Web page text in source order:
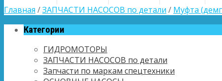
Главная /ЗАПЧАСТИ НАСОСОВ по детали / Муфта
Категории
ГИДРОМОТОРЫ
ЗАПЧАСТИ НАСОСОВ по детали
Запчасти по маркам спецтехники